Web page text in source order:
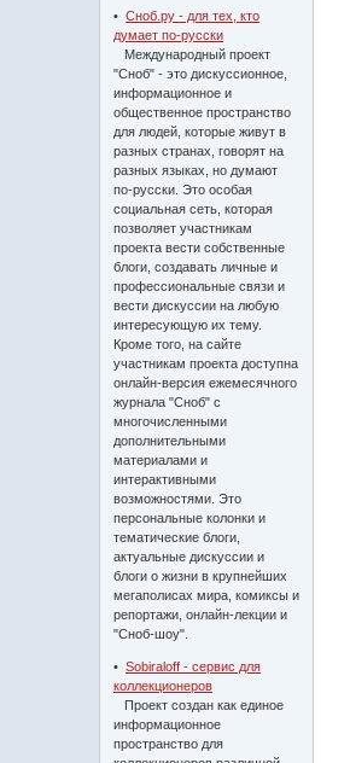
•Сноб.ру - для тех, кто
думает по-русски
Международный проект
"Сноб" - это дискуссионное,
информационное и
общественное пространство
для людей, которые живут в
разных странах, говорят на
разных языках, но думают
по-русски. Это особая
социальная сеть, которая
позволяет участникам
проекта вести собственные
блоги, создавать личные и
профессиональные связи и
вести дискуссии на любую
интересующую их тему.
Кроме того, на сайте
участникам проекта доступна
онлайн-версия ежемесячного
журнала "Сноб" с
многочисленными
дополнительными
материалами и
интерактивными
возможностями. Это
персональные колонки и
тематические блоги,
актуальные дискуссии и
блоги о жизни в крупнейших
мегаполисах мира, комиксы и
репортажи, онлайн-лекции и
"Сноб-шоу".
•Sobiraloff - сервис для
коллекционеров
Проект создан как единое
информационное
пространство для